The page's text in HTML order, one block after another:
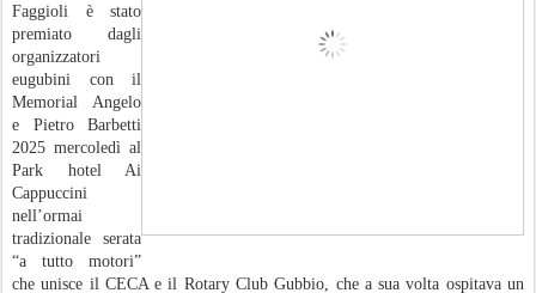
Faggioli è stato
premiato dagli
organizzatori
eugubini con il
Memorial Angelo
e Pietro Barbetti
2025 mercoledì al
Park hotel Ai
Cappuccini
nell’ormai
tradizionale serata
“a tutto motori”
che unisce il CECA e il Rotary Club Gubbio, che a sua volta ospitava un